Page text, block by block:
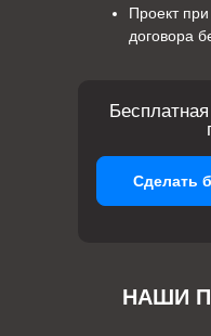
Проект
договора
НАШИ
Сделать